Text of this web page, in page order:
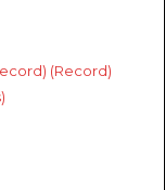
(Record)